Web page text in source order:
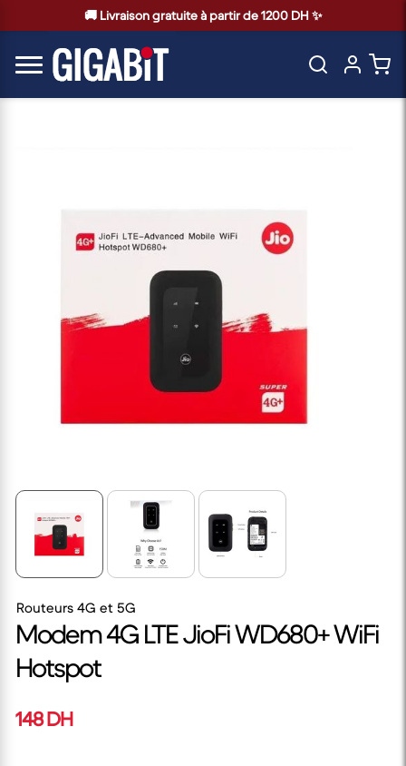
🚚 Livraison gratuite à partir de 1200 DH ✨
Routeurs 4G et 5G
Modem 4G LTE JioFi WD680+ WiFi
Hotspot
148 DH